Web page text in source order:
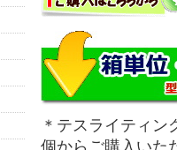
＊テスライティン
個からご購入いた